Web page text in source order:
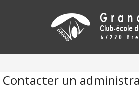
Contacter un